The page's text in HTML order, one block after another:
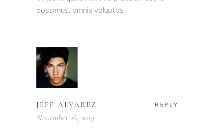
possimus, omnis voluptas
JEFF ALVAREZ REPLY
November 26, 2019